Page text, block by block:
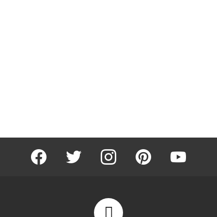
facebook twitter instagram pinterest youtube